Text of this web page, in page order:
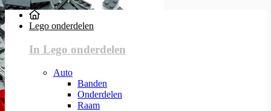
Lego onderdelen
In Lego onderdelen
Auto
Banden
Onderdelen
Raam